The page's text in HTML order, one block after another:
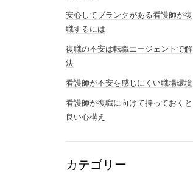
安心してブランクがある看護師が復
職するには
復職の不安は転職エージェントで解
決
看護師が不安を感じにくい職場環境
看護師が復職に向けて持っておくと
良い心構え
カテゴリー